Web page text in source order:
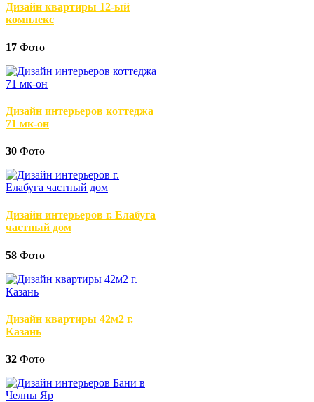
Дизайн квартиры 12-ый
комплекс
17 Фото
Дизайн интерьеров коттеджа
71 мк-он
30 Фото
Дизайн интерьеров г. Елабуга
частный дом
58 Фото
Дизайн квартиры 42м2 г.
Казань
32 Фото